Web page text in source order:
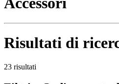
Risultati di
23 risultati